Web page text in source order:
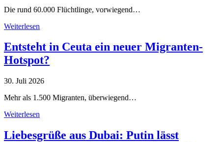
Die rund 60.000 Flüchtlinge, vorwiegend…
Weiterlesen
Entsteht in Ceuta ein neuer Migranten-
Hotspot?
30. Juli 2026
Mehr als 1.500 Migranten, überwiegend…
Weiterlesen
Liebesgrüße aus Dubai: Putin lässt